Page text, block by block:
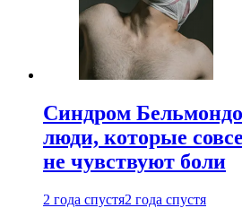
Синдром
люди, которые
не чувствуют боли
2 года спустя2 года спустя